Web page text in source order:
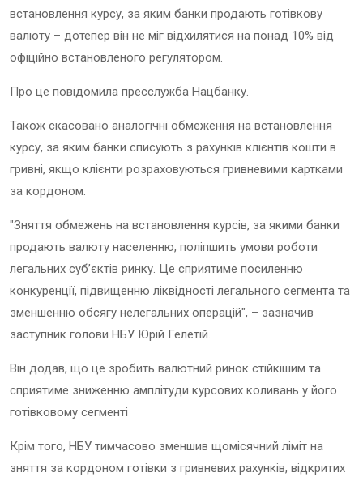
встановлення курсу, за яким банки продають готівкову
валюту – дотепер він не міг відхилятися на понад 10% від
офіційно встановленого регулятором.
Про це повідомила пресслужба Нацбанку.
Також скасовано аналогічні обмеження на встановлення
курсу, за яким банки списують з рахунків клієнтів кошти в
гривні, якщо клієнти розраховуються гривневими картками
за кордоном.
"Зняття обмежень на встановлення курсів, за якими банки
продають валюту населенню, поліпшить умови роботи
легальних суб’єктів ринку. Це сприятиме посиленню
конкуренції, підвищенню ліквідності легального сегмента та
зменшенню обсягу нелегальних операцій", – зазначив
заступник голови НБУ Юрій Гелетій.
Він додав, що це зробить валютний ринок стійкішим та
сприятиме зниженню амплітуди курсових коливань у його
готівковому сегменті
Крім того, НБУ тимчасово зменшив щомісячний ліміт на
зняття за кордоном готівки з гривневих рахунків, відкритих